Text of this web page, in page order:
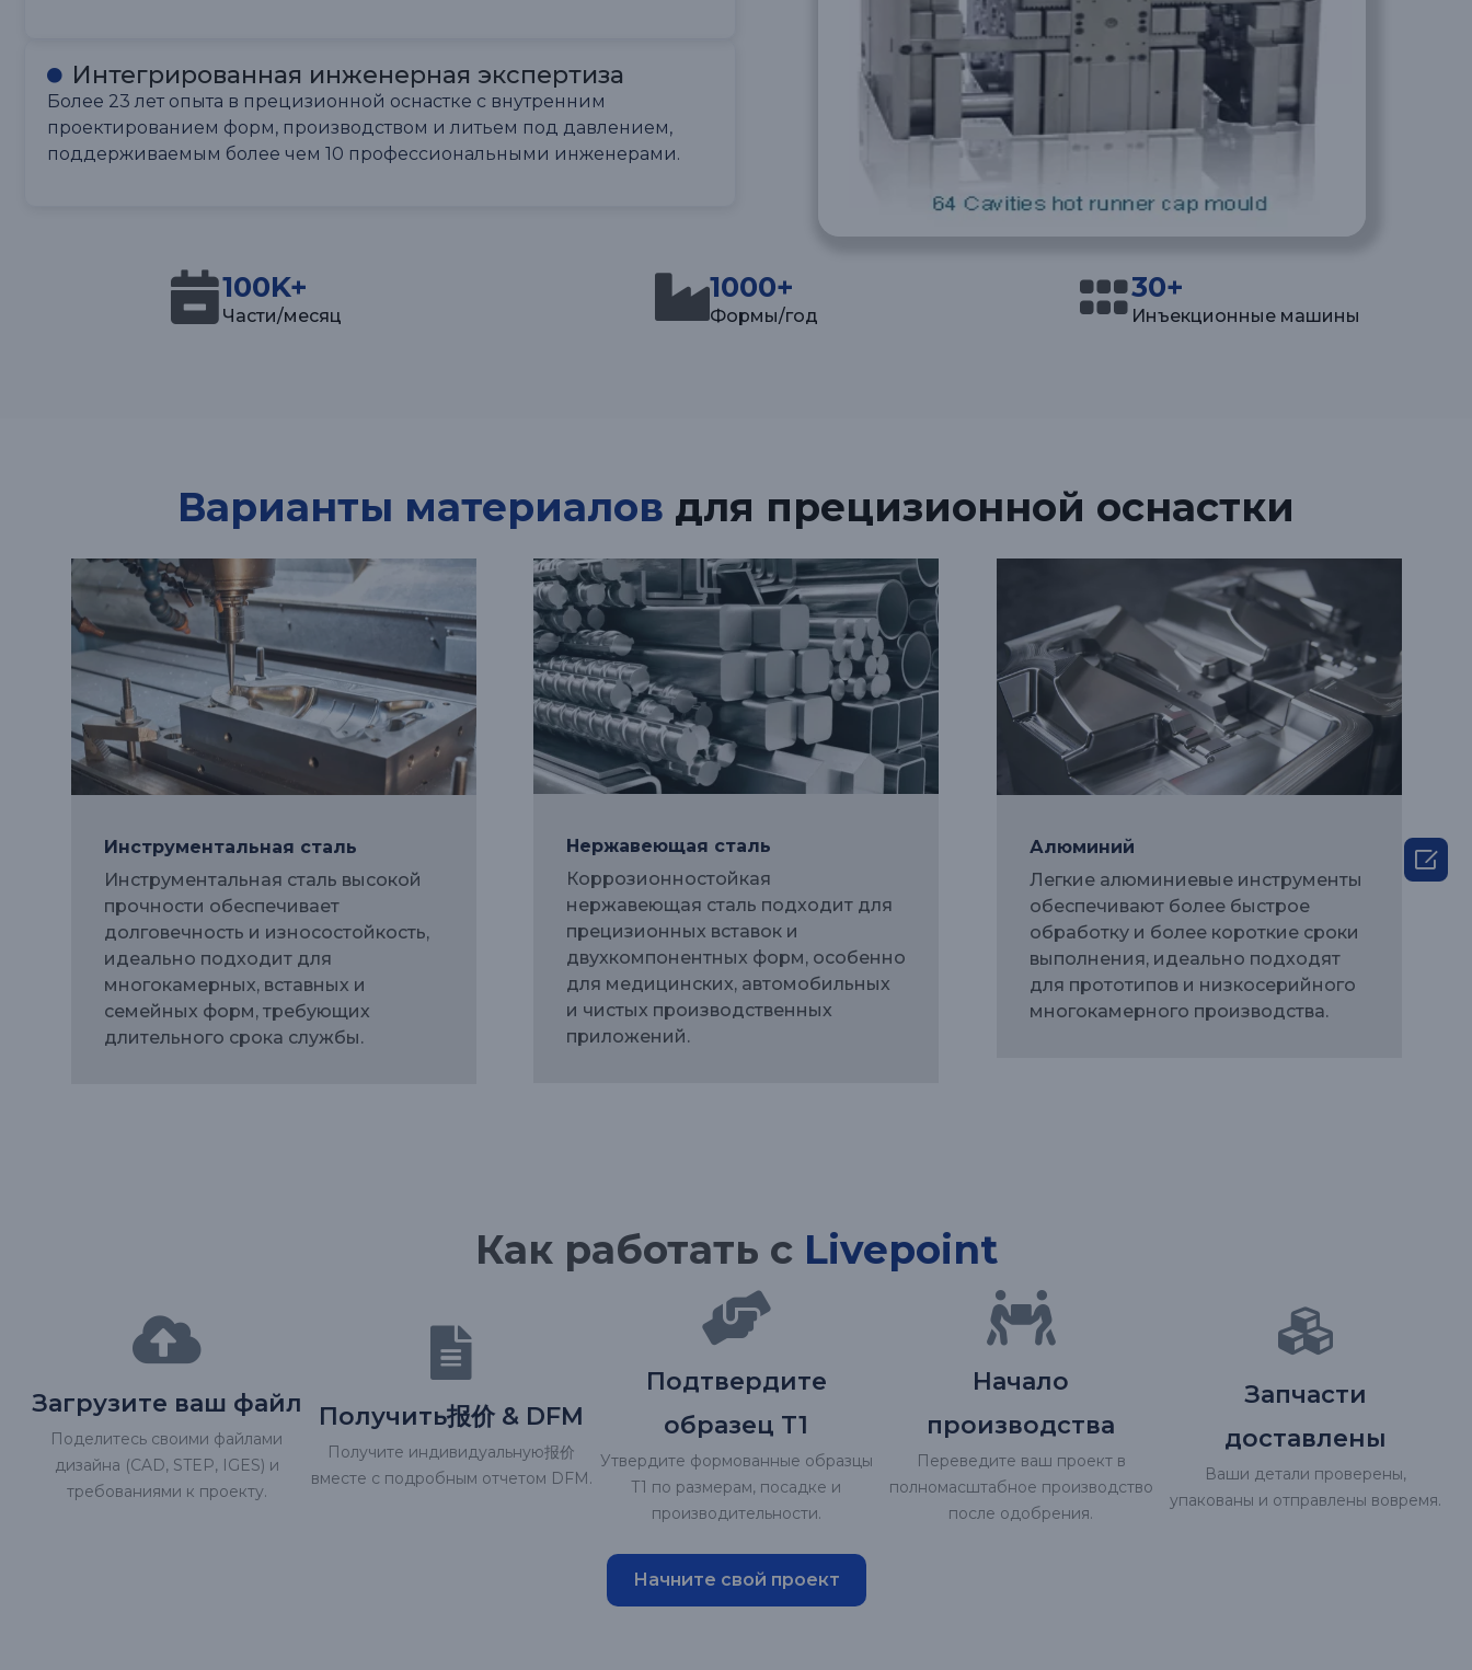
Интегрированная инженерная экспертиза
Более 23 лет опыта в прецизионной оснастке с внутренним
проектированием форм, производством и литьем под давлением,
поддерживаемым более чем 10 профессиональными инженерами.
100K+
Части/месяц
1000+
Формы/год
30+
Инъекционные машины
Варианты материалов для прецизионной оснастки
Инструментальная сталь
Инструментальная сталь высокой
прочности обеспечивает
долговечность и износостойкость,
идеально подходит для
многокамерных, вставных и
семейных форм, требующих
длительного срока службы.
Нержавеющая сталь
Коррозионностойкая
нержавеющая сталь подходит для
прецизионных вставок и
двухкомпонентных форм, особенно
для медицинских, автомобильных
и чистых производственных
приложений.
Алюминий
Легкие алюминиевые инструменты
обеспечивают более быстрое
обработку и более короткие сроки
выполнения, идеально подходят
для прототипов и низкосерийного
многокамерного производства.
Как работать с Livepoint
Загрузите ваш файл
Поделитесь своими файлами
дизайна (CAD, STEP, IGES) и
требованиями к проекту.
Получить报价 & DFM
Получите индивидуальную报价
вместе с подробным отчетом DFM.
Подтвердите
образец T1
Утвердите формованные образцы
T1 по размерам, посадке и
производительности.
Начало
производства
Переведите ваш проект в
полномасштабное производство
после одобрения.
Запчасти
доставлены
Ваши детали проверены,
упакованы и отправлены вовремя.
Начните свой проект
